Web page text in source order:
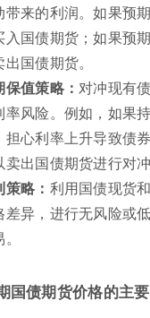
带来的利润。如果预
入国债期货；如果预
出国债期货。
保值策略： 对冲现有
率风险。例如，如果
担心利率上升导致债
卖出国债期货进行对冲
略： 利用国债现货
差异，进行无风险或
国债期货价格的主